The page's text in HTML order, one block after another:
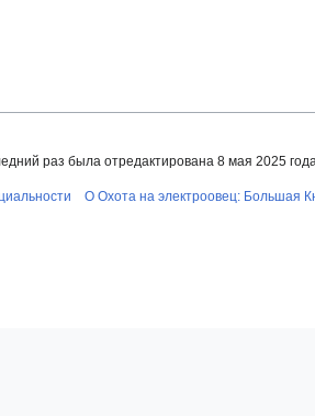
раз была отредактирована 8 мая 2025
О Охота на электроовец: Большая